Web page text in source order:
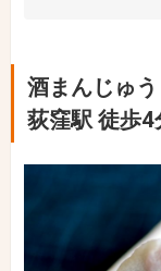
酒まんじゅ
荻窪駅 徒歩4